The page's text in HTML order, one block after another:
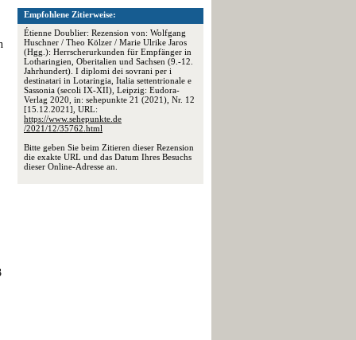
Empfohlene Zitierweise:
Étienne Doublier: Rezension von: Wolfgang
Huschner / Theo Kölzer / Marie Ulrike Jaros
(Hgg.): Herrscherurkunden für Empfänger in
Lotharingien, Oberitalien und Sachsen (9.-12.
Jahrhundert). I diplomi dei sovrani per i
destinatari in Lotaringia, Italia settentrionale e
Sassonia (secoli IX-XII), Leipzig: Eudora-
Verlag 2020, in: sehepunkte 21 (2021), Nr. 12
[15.12.2021], URL:
https://www.sehepunkte.de
/2021/12/35762.html
Bitte geben Sie beim Zitieren dieser Rezension
die exakte URL und das Datum Ihres Besuchs
dieser Online-Adresse an.